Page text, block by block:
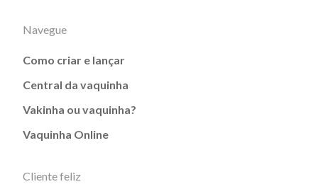
Navegue
Como criar e lançar
Central da vaquinha
Vakinha ou vaquinha?
Vaquinha Online
Cliente feliz